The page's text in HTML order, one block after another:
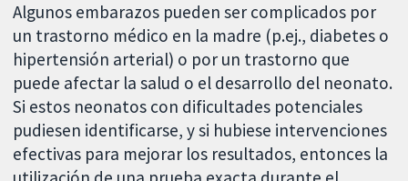
Algunos embarazos pueden ser complicados por
un trastorno médico en la madre (p.ej., diabetes o
hipertensión arterial) o por un trastorno que
puede afectar la salud o el desarrollo del neonato.
Si estos neonatos con dificultades potenciales
pudiesen identificarse, y si hubiese intervenciones
efectivas para mejorar los resultados, entonces la